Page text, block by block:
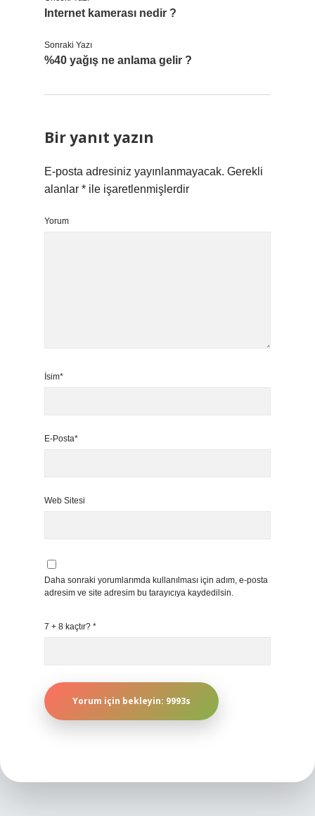
Internet kamerası nedir ?
Sonraki Yazı
%40 yağış ne anlama gelir ?
Bir yanıt yazın
E-posta adresiniz yayınlanmayacak. Gerekli
alanlar * ile işaretlenmişlerdir
Yorum
İsim*
E-Posta*
Web Sitesi
Daha sonraki yorumlarımda kullanılması için adım, e-posta
adresim ve site adresim bu tarayıcıya kaydedilsin.
7 + 8 kaçtır? *